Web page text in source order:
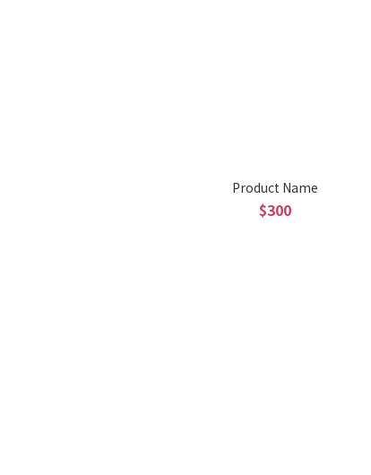
Product Name
$300